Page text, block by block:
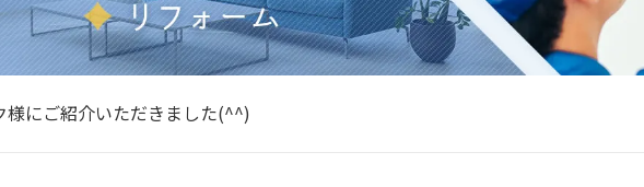
約状況について～
ーニングの頻度は？
様にご紹介いただきました(^^)